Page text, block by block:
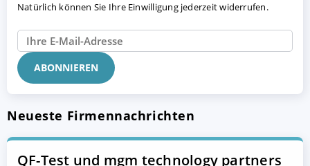
Natürlich können Sie Ihre Einwilligung jederzeit widerrufen.
Neueste Firmennachrichten
QF-Test und mgm technology partners